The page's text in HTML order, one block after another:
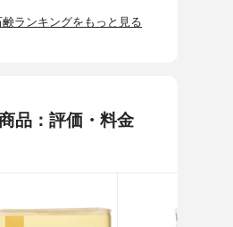
鹸ランキングをもっと見る
品：評価・料金